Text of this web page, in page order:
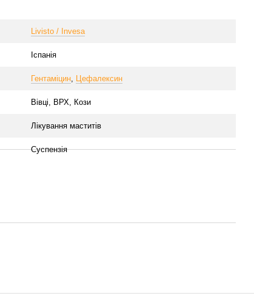
Livisto / Invesa
Іспанія
Гентаміцин, Цефалексин
Вівці, ВРХ, Кози
Лікування маститів
Суспензія